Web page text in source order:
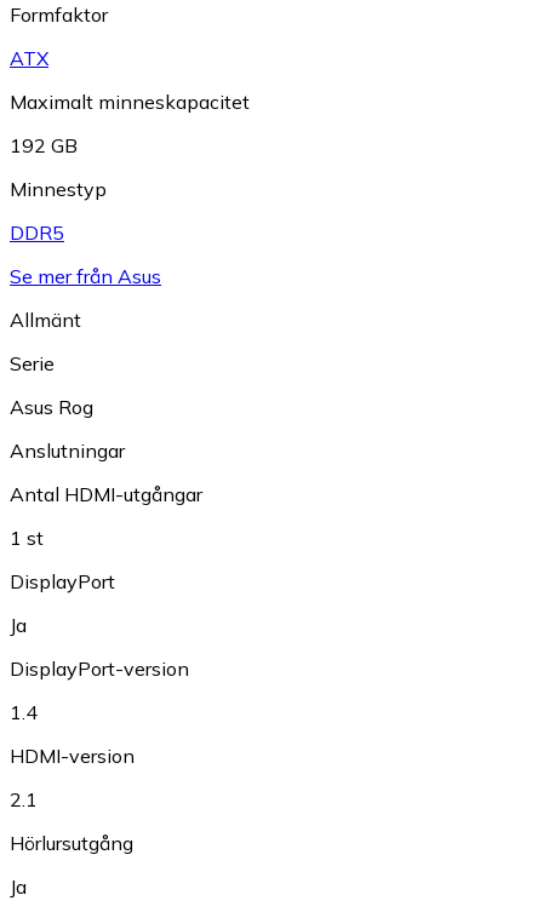
Formfaktor
ATX
Maximalt minneskapacitet
192 GB
Minnestyp
DDR5
Se mer från Asus
Allmänt
Serie
Asus Rog
Anslutningar
Antal HDMI-utgångar
1 st
DisplayPort
Ja
DisplayPort-version
1.4
HDMI-version
2.1
Hörlursutgång
Ja